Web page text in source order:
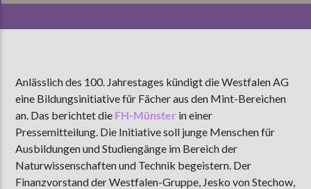
AKTUELLE SENDUNG
LIVE VON DER AUSZÄHLUNG
09:00 12:00
Anlässlich des 100. Jahrestages kündigt die Westfalen AG
eine Bildungsinitiative für Fächer aus den Mint-Bereichen
an. Das berichtet die FH-Münster in einer
Pressemitteilung. Die Initiative soll junge Menschen für
Ausbildungen und Studiengänge im Bereich der
Naturwissenschaften und Technik begeistern. Der
Finanzvorstand der Westfalen-Gruppe, Jesko von Stechow,